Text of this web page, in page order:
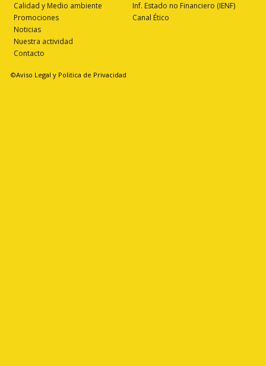
Calidad y Medio ambiente
Promociones
Noticias
Nuestra actividad
Contacto
Inf. Estado no Financiero (IENF)
Canal Ético
©Aviso Legal y Politica de Privacidad